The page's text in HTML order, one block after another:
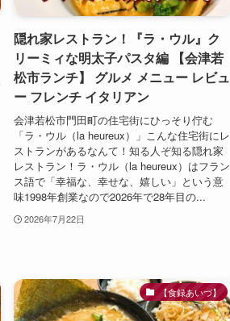
隠れ家レストラン！『ラ・ウル』ク
リーミィな明太子パスタ編 【会津若
松市ランチ】 グルメ メニュー レビュ
ー フレンチ イタリアン
会津若松市門田町の住宅街にひっそり佇む
「ラ・ウル（la heureux）」こんな住宅街にレ
ストランがあるなんて！知る人ぞ知る隠れ家
レストラン！ラ・ウル（la heureux）はフラン
ス語で「幸福な、幸せな、嬉しい」という意
味1998年創業なので2026年で28年目の...
2026年7月22日
【食録あいづ】